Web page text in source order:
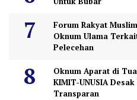
Forum Rakyat
Oknum Ulama
Pelecehan
Oknum Aparat di
KIMIT-UNUSIA
Transparan